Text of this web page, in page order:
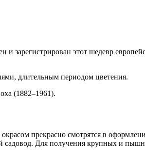
и зарегистрирован этот шедевр
длительным периодом цветения.
(1882–1961).
прекрасно смотрятся в
садовод. Для получения крупных и